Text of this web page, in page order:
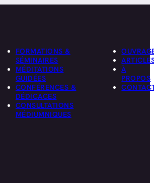
FORMATIONS &
SÉMINAIRES
MÉDITATIONS
GUIDÉES
CONFÉRENCES &
DÉDICACES
CONSULTATIONS
MÉDIUMNIQUES
À
PROPOS